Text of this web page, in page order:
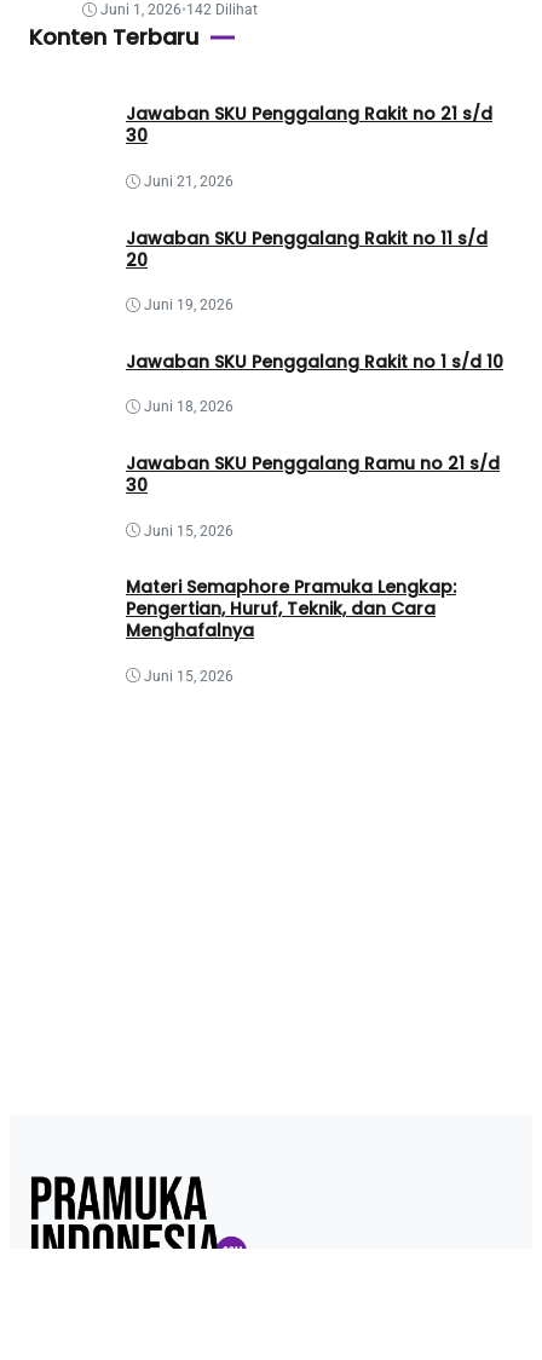
Juni 1, 2026•142 Dilihat
Konten Terbaru
Jawaban SKU Penggalang Rakit no 21 s/d
30
Juni 21, 2026
Jawaban SKU Penggalang Rakit no 11 s/d
20
Juni 19, 2026
Jawaban SKU Penggalang Rakit no 1 s/d 10
Juni 18, 2026
Jawaban SKU Penggalang Ramu no 21 s/d
30
Juni 15, 2026
Materi Semaphore Pramuka Lengkap:
Pengertian, Huruf, Teknik, dan Cara
Menghafalnya
Juni 15, 2026